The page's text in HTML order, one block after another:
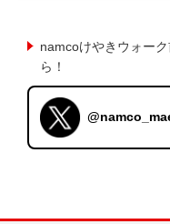
namcoけやきウォー
ら！